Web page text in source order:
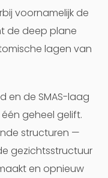
voornamelijk de
de deep plane
lagen van
en de SMAS-laag
geheel gelift.
structuren —
gezichtsstructuur
en opnieuw